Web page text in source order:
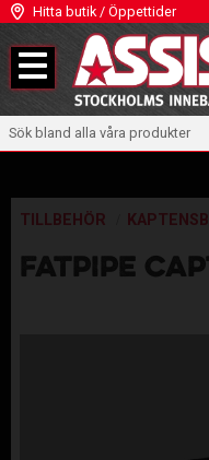
Meny
Hitta butik / Öppettider
TILLBEHÖR
FATPIPE